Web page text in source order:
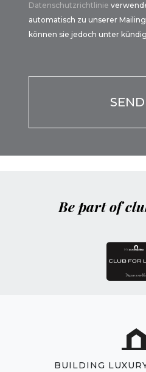
Datenschutzrichtlinie
automatisch zu unserer
können sie jedoch unter
Be part of
BUILDING